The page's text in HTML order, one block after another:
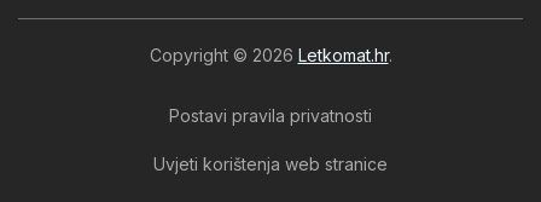
Copyright © 2026 Letkomat.hr.
Postavi pravila privatnosti
Uvjeti korištenja web stranice